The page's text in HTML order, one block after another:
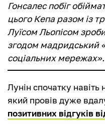
Гонсалес побіг
цього Кепа разом із
Луїсом Льопісом
згодом мадридський
соціальних мережах».
Лунін спочатку навіть
який провів дуже
позитивних відгуків